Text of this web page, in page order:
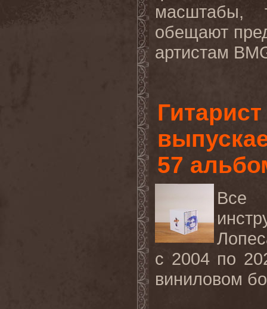
масштабы,
обещают
артистам
57
Все
с 2004 по
виниловом